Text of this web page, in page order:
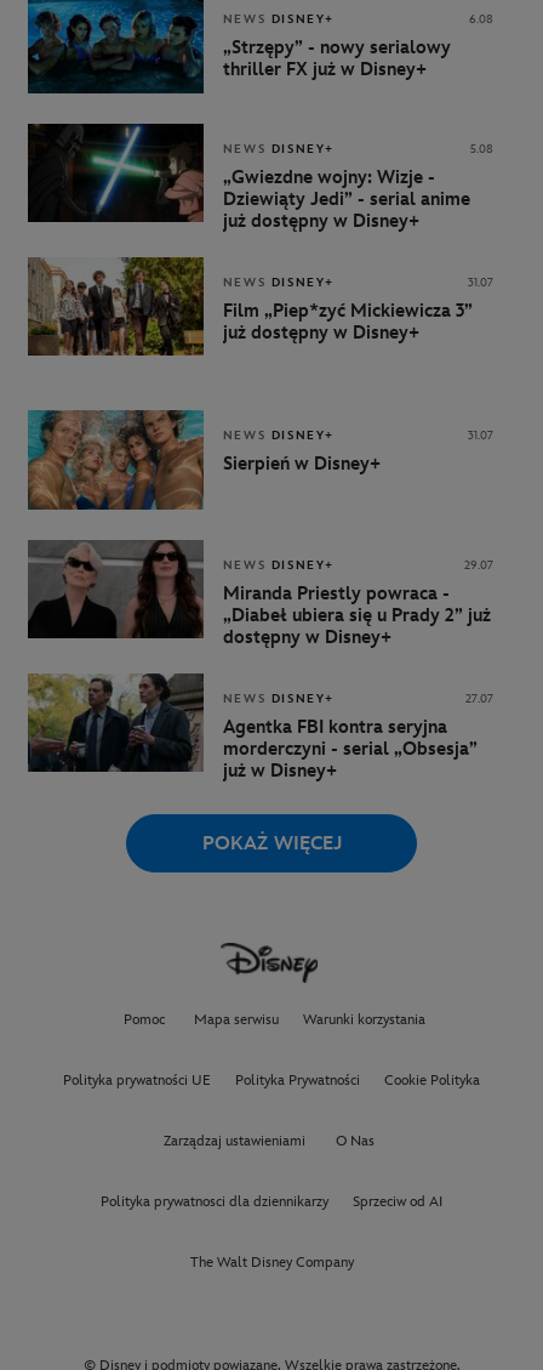
NEWS DISNEY+ 6.08
„Strzępy” - nowy serialowy
thriller FX już w Disney+
NEWS DISNEY+ 5.08
„Gwiezdne wojny: Wizje -
Dziewiąty Jedi” - serial anime
już dostępny w Disney+
NEWS DISNEY+ 31.07
Film „Piep*zyć Mickiewicza 3”
już dostępny w Disney+
NEWS DISNEY+ 31.07
Sierpień w Disney+
NEWS DISNEY+ 29.07
Miranda Priestly powraca -
„Diabeł ubiera się u Prady 2” już
dostępny w Disney+
NEWS DISNEY+ 27.07
Agentka FBI kontra seryjna
morderczyni - serial „Obsesja”
już w Disney+
POKAŻ WIĘCEJ
Pomoc Mapa serwisu Warunki korzystania
Polityka prywatności UE Polityka Prywatności Cookie Polityka
Zarządzaj ustawieniami O Nas
Polityka prywatnosci dla dziennikarzy Sprzeciw od AI
The Walt Disney Company
© Disney i podmioty powiązane. Wszelkie prawa zastrzeżone.